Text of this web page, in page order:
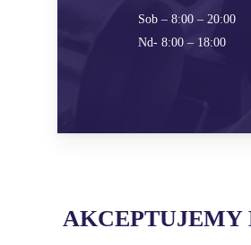
Sob – 8:00 – 20:00
Nd- 8:00 – 18:00
AKCEPTUJEMY